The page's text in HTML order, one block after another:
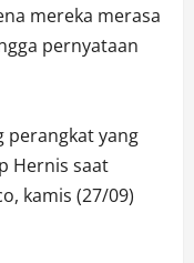
mereka merasa
pernyataan
perangkat yang
Hernis saat
kamis (27/09)